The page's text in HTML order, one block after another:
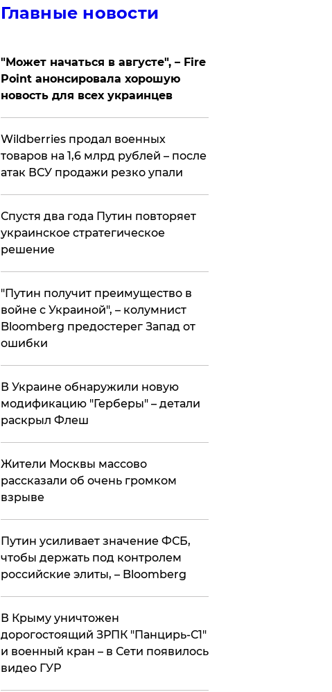
Главные новости
"Может начаться в августе", – Fire
Point анонсировала хорошую
новость для всех украинцев
​Wildberries продал военных
товаров на 1,6 млрд рублей – после
атак ВСУ продажи резко упали
Спустя два года Путин повторяет
украинское стратегическое
решение
"Путин получит преимущество в
войне с Украиной", – колумнист
Bloomberg предостерег Запад от
ошибки
В Украине обнаружили новую
модификацию "Герберы" – детали
раскрыл Флеш
Жители Москвы массово
рассказали об очень громком
взрыве
Путин усиливает значение ФСБ,
чтобы держать под контролем
российские элиты, – Bloomberg
В Крыму уничтожен
дорогостоящий ЗРПК "Панцирь-С1"
и военный кран – в Сети появилось
видео ГУР